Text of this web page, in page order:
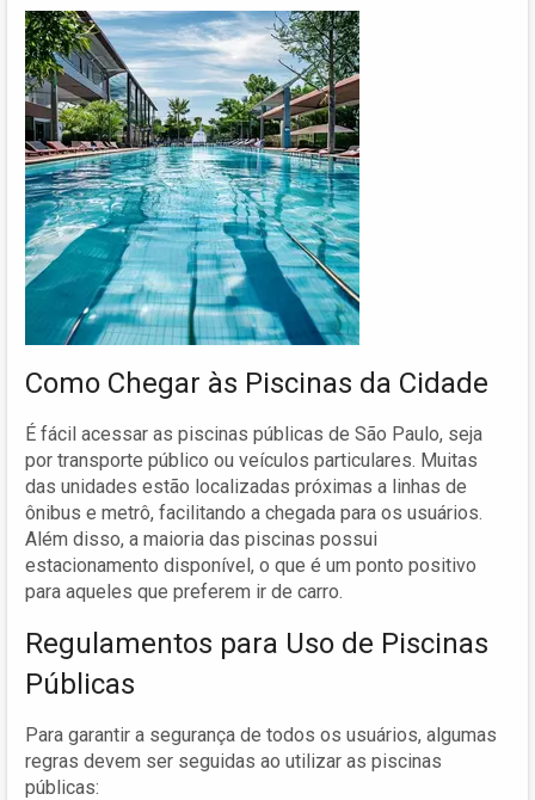
Como Chegar às Piscinas da Cidade
É fácil acessar as piscinas públicas de São Paulo, seja
por transporte público ou veículos particulares. Muitas
das unidades estão localizadas próximas a linhas de
ônibus e metrô, facilitando a chegada para os usuários.
Além disso, a maioria das piscinas possui
estacionamento disponível, o que é um ponto positivo
para aqueles que preferem ir de carro.
Regulamentos para Uso de Piscinas
Públicas
Para garantir a segurança de todos os usuários, algumas
regras devem ser seguidas ao utilizar as piscinas
públicas: